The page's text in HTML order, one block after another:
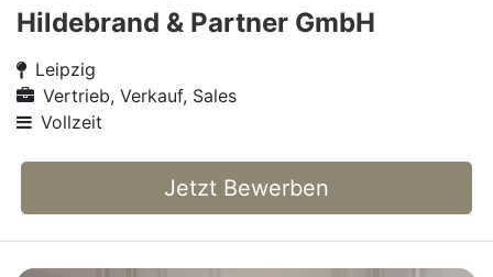
Hildebrand & Partner GmbH
Leipzig
Vertrieb, Verkauf, Sales
Vollzeit
Jetzt Bewerben